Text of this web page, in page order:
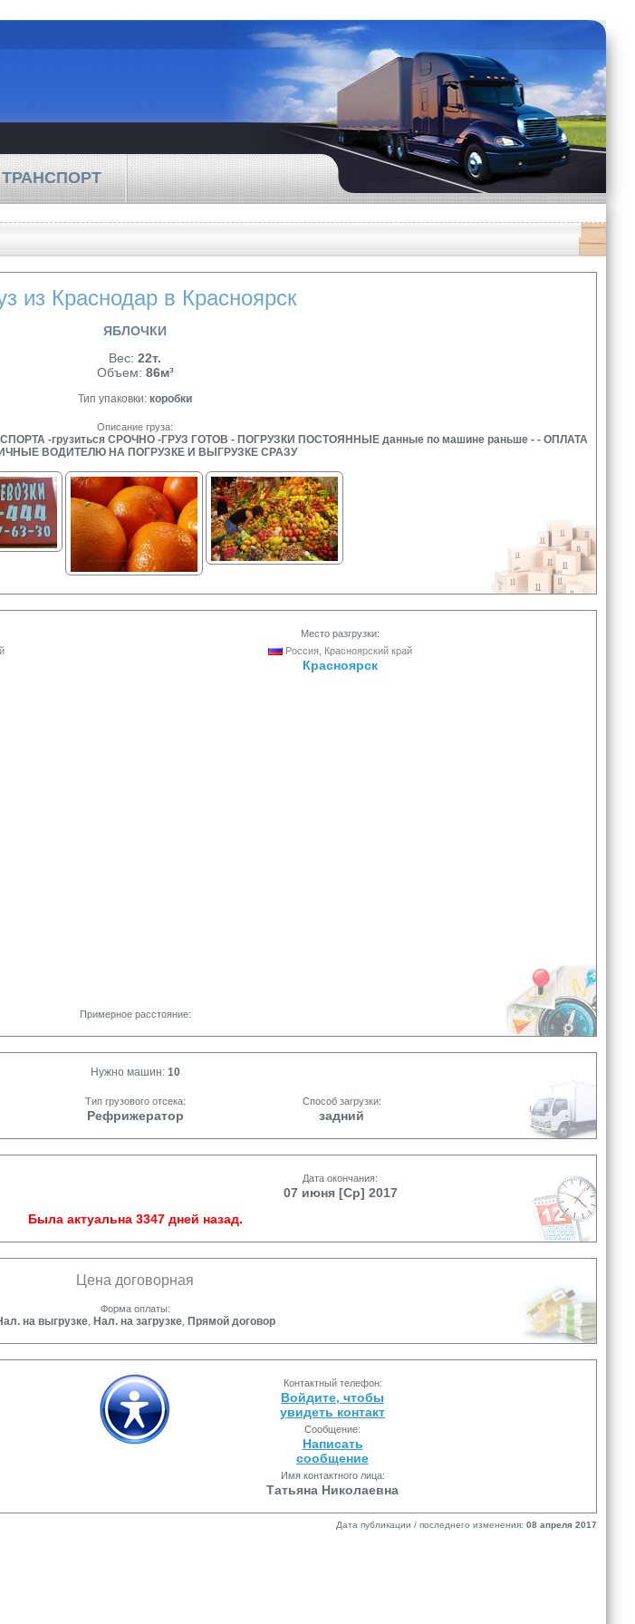
из Краснодар в Красноярск
ЯБЛОЧКИ
Вес: 22т.
Объем: 86м³
Тип упаковки: коробки
Описание груза:
-грузиться СРОЧНО -ГРУЗ ГОТОВ - ПОГРУЗКИ ПОСТОЯННЫЕ данные по машине раньше - - ОПЛАТА
ВОДИТЕЛЮ НА ПОГРУЗКЕ И ВЫГРУЗКЕ СРАЗУ
Место разгрузки:
Россия, Красноярский край
Красноярск
Примерное расстояние:
Нужно машин: 10
Тип грузового отсека:
Рефрижератор
Способ загрузки:
задний
Дата окончания:
07 июня [Ср] 2017
Была актуальна 3347 дней назад.
Цена договорная
Форма оплаты:
на выгрузке, Нал. на загрузке, Прямой договор
Контактный телефон:
Войдите, чтобы
увидеть контакт
Сообщение:
Написать
сообщение
Имя контактного лица:
Татьяна Николаевна
Дата публикации / последнего изменения: 08 апреля 2017